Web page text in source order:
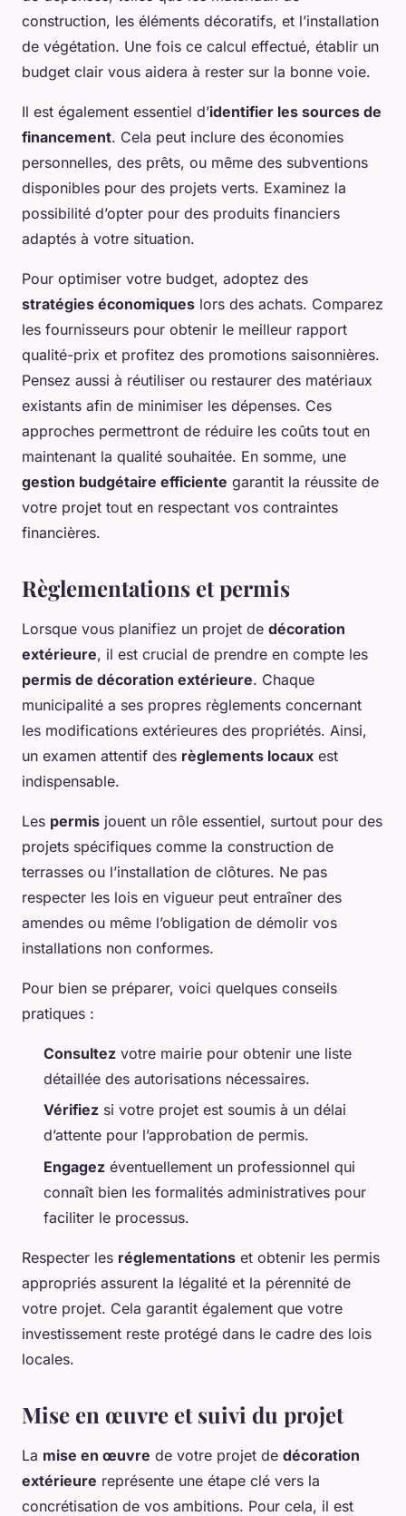
construction, les éléments décoratifs, et l’installation
de végétation. Une fois ce calcul effectué, établir un
budget clair vous aidera à rester sur la bonne voie.
Il est également essentiel d’identifier les sources de
financement. Cela peut inclure des économies
personnelles, des prêts, ou même des subventions
disponibles pour des projets verts. Examinez la
possibilité d’opter pour des produits financiers
adaptés à votre situation.
Pour optimiser votre budget, adoptez des
stratégies économiques lors des achats. Comparez
les fournisseurs pour obtenir le meilleur rapport
qualité-prix et profitez des promotions saisonnières.
Pensez aussi à réutiliser ou restaurer des matériaux
existants afin de minimiser les dépenses. Ces
approches permettront de réduire les coûts tout en
maintenant la qualité souhaitée. En somme, une
gestion budgétaire efficiente garantit la réussite de
votre projet tout en respectant vos contraintes
financières.
Règlementations et permis
Lorsque vous planifiez un projet de décoration
extérieure, il est crucial de prendre en compte les
permis de décoration extérieure. Chaque
municipalité a ses propres règlements concernant
les modifications extérieures des propriétés. Ainsi,
un examen attentif des règlements locaux est
indispensable.
Les permis jouent un rôle essentiel, surtout pour des
projets spécifiques comme la construction de
terrasses ou l’installation de clôtures. Ne pas
respecter les lois en vigueur peut entraîner des
amendes ou même l’obligation de démolir vos
installations non conformes.
Pour bien se préparer, voici quelques conseils
pratiques :
Consultez votre mairie pour obtenir une liste
détaillée des autorisations nécessaires.
Vérifiez si votre projet est soumis à un délai
d’attente pour l’approbation de permis.
Engagez éventuellement un professionnel qui
connaît bien les formalités administratives pour
faciliter le processus.
Respecter les réglementations et obtenir les permis
appropriés assurent la légalité et la pérennité de
votre projet. Cela garantit également que votre
investissement reste protégé dans le cadre des lois
locales.
Mise en œuvre et suivi du projet
La mise en œuvre de votre projet de décoration
extérieure représente une étape clé vers la
concrétisation de vos ambitions. Pour cela, il est